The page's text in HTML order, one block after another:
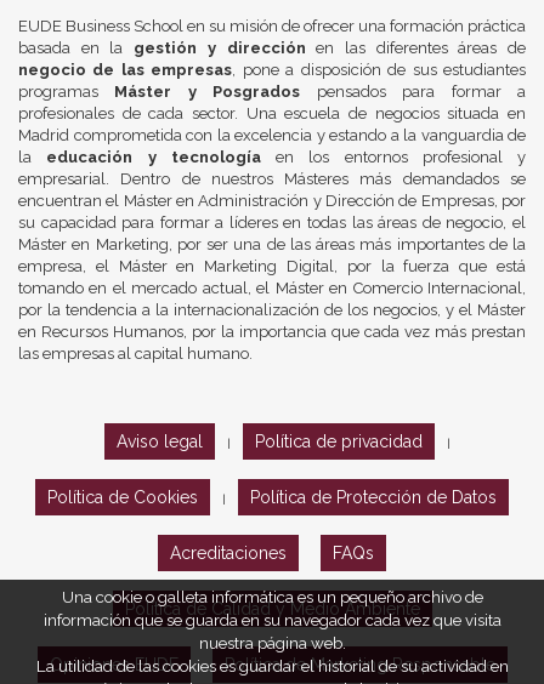
EUDE Business School en su misión de ofrecer una formación práctica
basada en la gestión y dirección en las diferentes áreas de
negocio de las empresas, pone a disposición de sus estudiantes
programas Máster y Posgrados pensados para formar a
profesionales de cada sector. Una escuela de negocios situada en
Madrid comprometida con la excelencia y estando a la vanguardia de
la educación y tecnologíaen los entornos profesional y
empresarial. Dentro de nuestros Másteres más demandados se
encuentran el Máster en Administración y Dirección de Empresas, por
su capacidad para formar a líderes en todas las áreas de negocio, el
Máster en Marketing, por ser una de las áreas más importantes de la
empresa, el Máster en Marketing Digital, por la fuerza que está
tomando en el mercado actual, el Máster en Comercio Internacional,
por la tendencia a la internacionalización de los negocios, y el Máster
en Recursos Humanos, por la importancia que cada vez más prestan
las empresas al capital humano.
Aviso legal Política de privacidad
Política de Cookies Política de Protección de Datos
Acreditaciones FAQs
Política de Calidad y Medio Ambiente
Opiniones EUDE Política de Marketing Responsable
Una cookie o galleta informática es un pequeño archivo de
información que se guarda en su navegador cada vez que visita
nuestra página web.
La utilidad de las cookies es guardar el historial de su actividad en